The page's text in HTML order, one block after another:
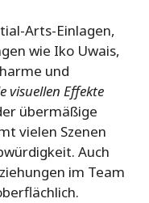
Arts-Einlagen,
wie Iko Uwais,
und
visuellen Effekte
übermäßige
vielen Szenen
Auch
im Team